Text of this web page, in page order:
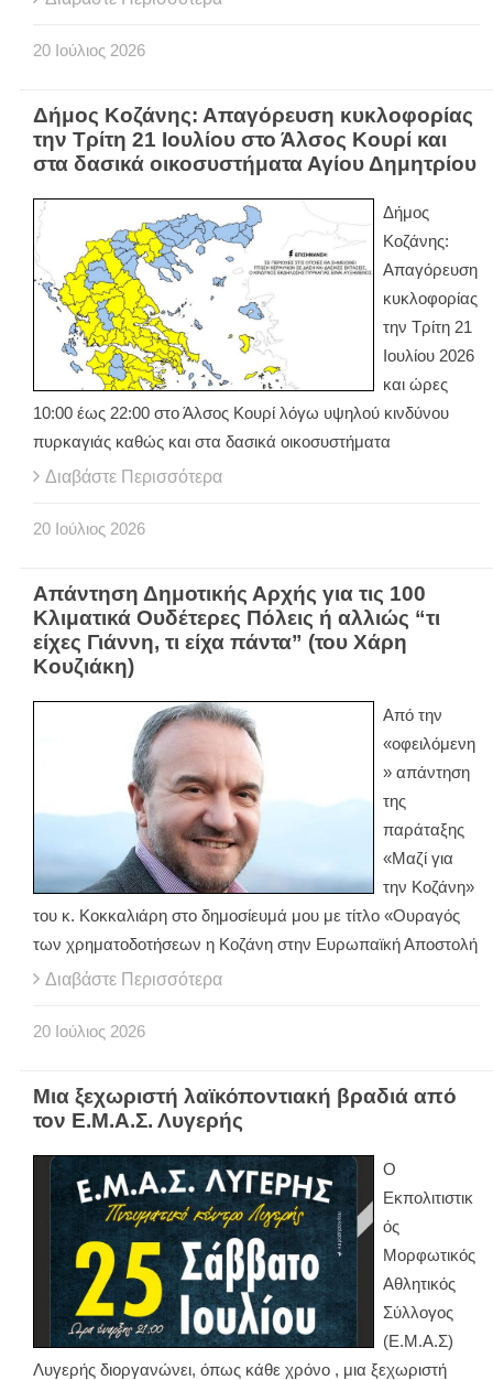
20 Ιούλιος 2026
Δήμος Κοζάνης: Απαγόρευση κυκλοφορίας
την Τρίτη 21 Ιουλίου στο Άλσος Κουρί και
στα δασικά οικοσυστήματα Αγίου Δημητρίου
Δήμος
Κοζάνης:
Απαγόρευση
κυκλοφορίας
την Τρίτη 21
Ιουλίου 2026
και ώρες
10:00 έως 22:00 στο Άλσος Κουρί λόγω υψηλού κινδύνου
πυρκαγιάς καθώς και στα δασικά οικοσυστήματα
Διαβάστε Περισσότερα
20 Ιούλιος 2026
Απάντηση Δημοτικής Αρχής για τις 100
Κλιματικά Ουδέτερες Πόλεις ή αλλιώς “τι
είχες Γιάννη, τι είχα πάντα” (του Χάρη
Κουζιάκη)
Από την
«οφειλόμενη
» απάντηση
της
παράταξης
«Μαζί για
την Κοζάνη»
του κ. Κοκκαλιάρη στο δημοσίευμά μου με τίτλο «Ουραγός
των χρηματοδοτήσεων η Κοζάνη στην Ευρωπαϊκή Αποστολή
Διαβάστε Περισσότερα
20 Ιούλιος 2026
Μια ξεχωριστή λαϊκόποντιακή βραδιά από
τον Ε.Μ.Α.Σ. Λυγερής
O
Εκπολιτιστικ
ός
Μορφωτικός
Αθλητικός
Σύλλογος
(Ε.Μ.Α.Σ)
Λυγερής διοργανώνει, όπως κάθε χρόνο , μια ξεχωριστή